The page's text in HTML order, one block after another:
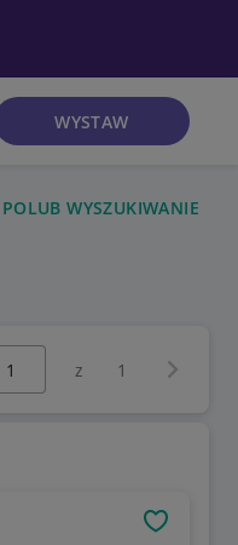
WYSTAW
POLUB WYSZUKIWANIE
stronę:
z 1
wskazówkę